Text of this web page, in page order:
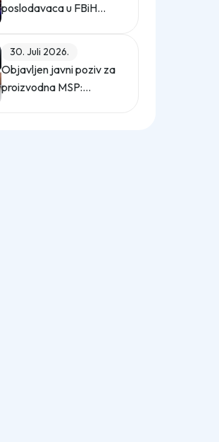
poslodavaca u FBiH
učestvovali na promo
poslova "Gledaj sebi
posla"
30. Juli 2026.
Objavljen javni poziv za
proizvodna MSP: